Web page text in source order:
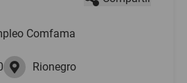
Comfama
Rionegro